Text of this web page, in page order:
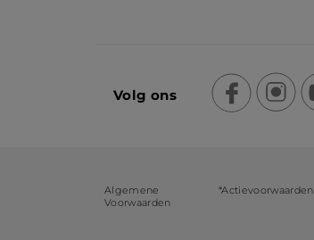
Volg ons
Algemene
Voorwaarden
*Actievoorwaarden